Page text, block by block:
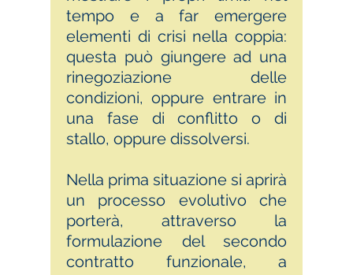
tempo e a far emergere
elementi di crisi nella coppia:
questa può giungere ad una
rinegoziazione delle
condizioni, oppure entrare in
una fase di conflitto o di
stallo, oppure dissolversi.
Nella prima situazione si aprirà
un processo evolutivo che
porterà, attraverso la
formulazione del secondo
contratto funzionale, a